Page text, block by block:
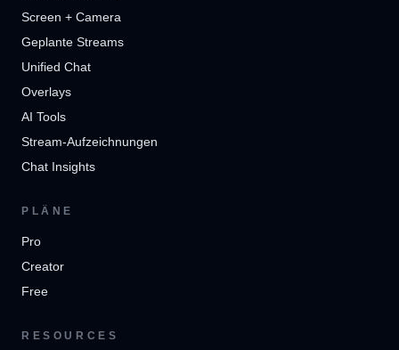
Screen + Camera
Geplante Streams
Unified Chat
Overlays
AI Tools
Stream-Aufzeichnungen
Chat Insights
PLÄNE
Pro
Creator
Free
RESOURCES